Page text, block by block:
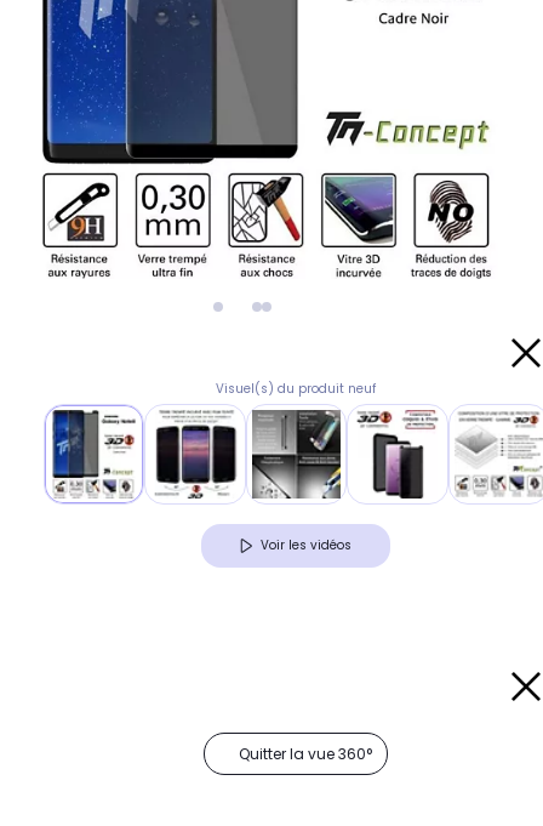
Visuel(s) du produit neuf
Voir les vidéos
Quitter la vue 360°